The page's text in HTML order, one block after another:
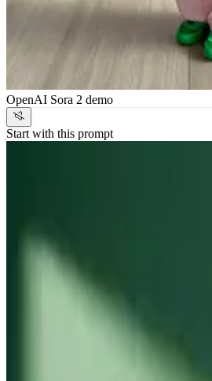
OpenAI Sora 2 demo
Start with this prompt